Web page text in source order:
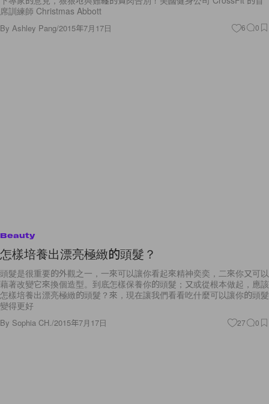
席訓練師 Christmas Abbott
By Ashley Pang/2015年7月17日 6 0
Beauty
怎樣培養出漂亮極緻的頭髮？
頭髮是很重要的外觀之一，一來可以讓你看起來精神奕奕，二來你又可以
藉著改變它來換個造型。到底怎樣保養你的頭髮；又或從根本做起，應該
怎樣培養出漂亮極緻的頭髮？來，現在讓我們看看吃什麼可以讓你的頭髮
變得更好
By Sophia CH./2015年7月17日 27 0